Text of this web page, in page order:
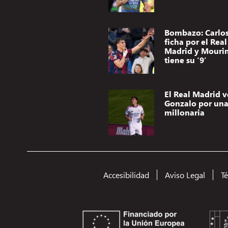
Bombazo:
ficha por el Real
Madrid y
tiene su ‘9’
El Real Madrid
Gonzalo por
millonaria
Accesibilidad Aviso Legal